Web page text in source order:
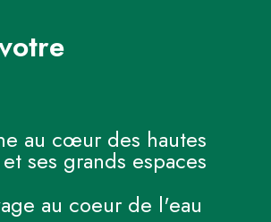
au cœur des hautes
ses grands espaces
au coeur de l'eau